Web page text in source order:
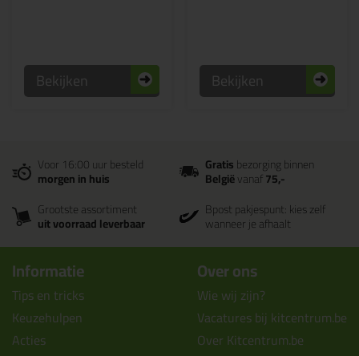
Bekijken Bekijken
Voor 16:00 uur besteld
morgen in huis
Gratisbezorging binnen
Belgiëvanaf75,-
Grootste assortiment
uit voorraad leverbaar
Bpost pakjespunt: kies zelf
wanneer je afhaalt
Informatie
Tips en tricks
Keuzehulpen
Acties
Over ons
Wie wij zijn?
Vacatures bij kitcentrum.be
Over Kitcentrum.be